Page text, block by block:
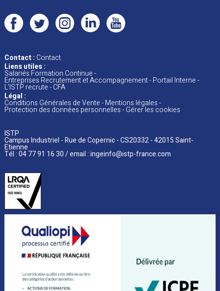
Contact : Contact
Liens utiles :
Salariés Formation Continue
Entreprises Recrutement et Accompagnement Portail Interne
L’ISTP recrute CFA
Légal :
Conditions Générales de Vente Mentions légales
Protection des données personnelles Gérer les cookies
ISTP
Campus Industriel - Rue de Copernic - CS20332 - 42015 Saint-
Etienne
Tél : 04 77 91 16 30 / email :ingeinfo@istp-france.com